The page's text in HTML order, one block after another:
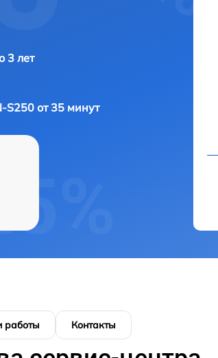
3 лет
S250 от 35 минут
работы Контакты